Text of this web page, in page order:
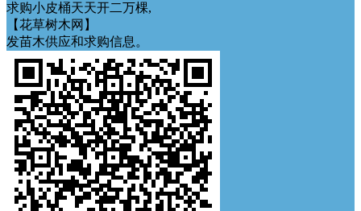
求购小皮桶天天开二万棵,
【花草树木网】
发苗木供应和求购信息。